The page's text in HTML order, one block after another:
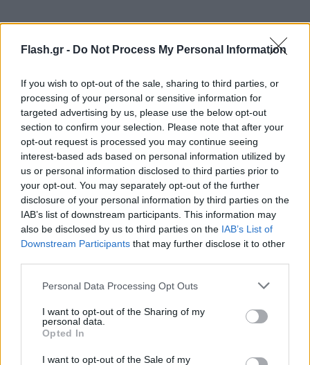
Flash.gr - Do Not Process My Personal Information
If you wish to opt-out of the sale, sharing to third parties, or
processing of your personal or sensitive information for
targeted advertising by us, please use the below opt-out
section to confirm your selection. Please note that after your
opt-out request is processed you may continue seeing
interest-based ads based on personal information utilized by
us or personal information disclosed to third parties prior to
your opt-out. You may separately opt-out of the further
disclosure of your personal information by third parties on the
IAB’s list of downstream participants. This information may
also be disclosed by us to third parties on the IAB’s List of
Downstream Participants that may further disclose it to other
Please note that this website/app uses one or more Google
not limited to your visit or usage behaviour. You may click to
grant or deny consent to Google and its third-party tags to
use your data for below specified purposes in below Google
consent section.
Personal Data Processing Opt Outs
I want to opt-out of the Sharing of my
personal data.
Opted In
I want to opt-out of the Sale of my
FLASH FOCUS